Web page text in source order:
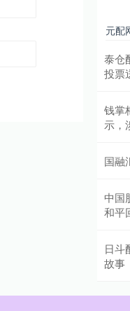
元配
泰仓
投票
钱掌
示，
国融
中国
和平
日斗
故事